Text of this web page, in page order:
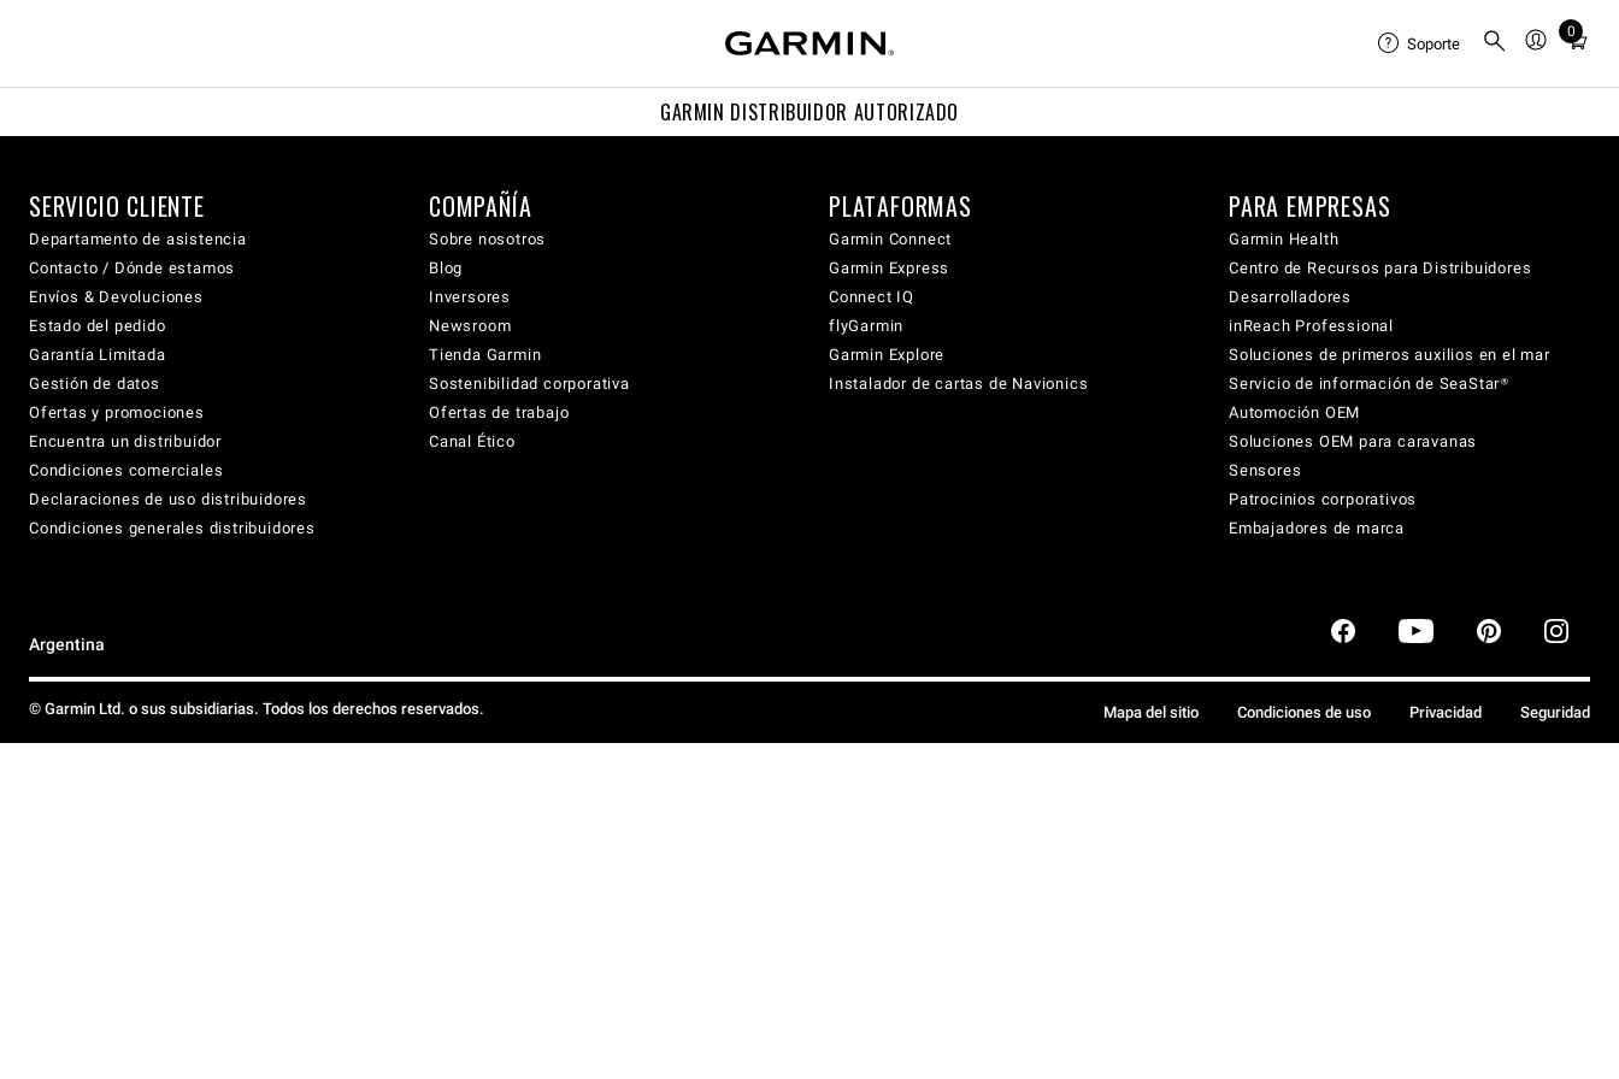
GARMIN DISTRIBUIDOR AUTORIZADO
Soporte
0
Total
cart:
SERVICIO CLIENTE
Departamento de asistencia
Contacto / Dónde estamos
Envíos & Devoluciones
Estado del pedido
Garantía Limitada
Gestión de datos
Ofertas y promociones
Encuentra un distribuidor
Condiciones comerciales
Declaraciones de uso distribuidores
Condiciones generales distribuidores
COMPAÑÍA
Sobre nosotros
Blog
Inversores
Newsroom
Tienda Garmin
Sostenibilidad corporativa
Ofertas de trabajo
Canal Ético
PLATAFORMAS
Garmin Connect
Garmin Express
Connect IQ
flyGarmin
Garmin Explore
Instalador de cartas de Navionics
PARA EMPRESAS
Garmin Health
Centro de Recursos para Distribuidores
Desarrolladores
inReach Professional
Soluciones de primeros auxilios en el mar
Servicio de información de SeaStar®
Automoción OEM
Soluciones OEM para caravanas
Sensores
Patrocinios corporativos
Embajadores de marca
Argentina
© Garmin Ltd. o sus subsidiarias. Todos los derechos reservados. Mapa del sitio Condiciones de uso Privacidad Seguridad